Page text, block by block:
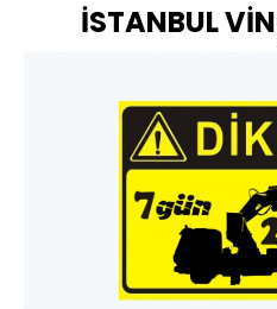
ISTANBUL